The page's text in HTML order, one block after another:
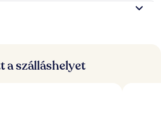
a szálláshelyet